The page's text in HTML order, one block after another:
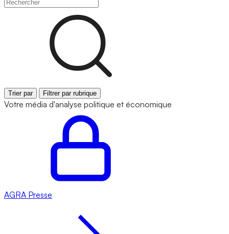
Trier par Filtrer par rubrique
Votre média d'analyse politique et économique
AGRA Presse